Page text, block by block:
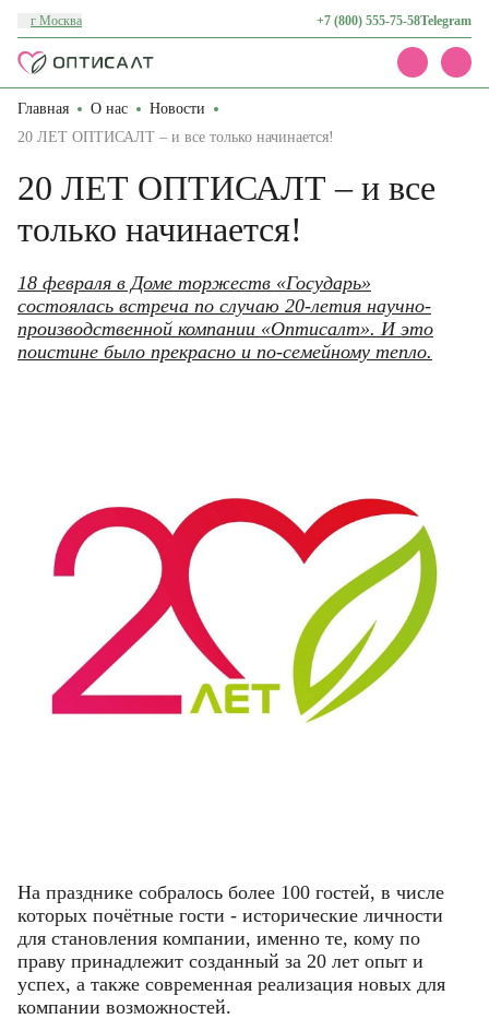
г Москва +7 (800) 555-75-58Telegram
Каталог
Акции
О нас
Контакты
Главная О нас
Новости
20 ЛЕТ ОПТИСАЛТ – и все только начинается!
20 ЛЕТ ОПТИСАЛТ – и все
только начинается!
18 февраля в Доме торжеств «Государь»
состоялась встреча по случаю 20-летия научно-
производственной компании «Оптисалт». И это
поистине было прекрасно и по-семейному тепло.
На празднике собралось более 100 гостей, в числе
которых почётные гости - исторические личности
для становления компании, именно те, кому по
праву принадлежит созданный за 20 лет опыт и
успех, а также современная реализация новых для
компании возможностей.